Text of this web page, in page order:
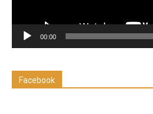
00:00
Facebook